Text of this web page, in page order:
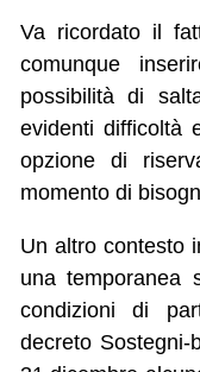
Va ricordato il
comunque
possibilità di
evidenti difficoltà
opzione di
momento di
Un altro contesto
una temporanea
condizioni di
decreto Sostegni-